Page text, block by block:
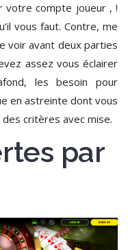
votre compte joueur , !
vous faut. Contre, me
voir avant deux parties
assez vous éclairer
les besoin pour
en astreinte dont vous
critères avec mise.
par